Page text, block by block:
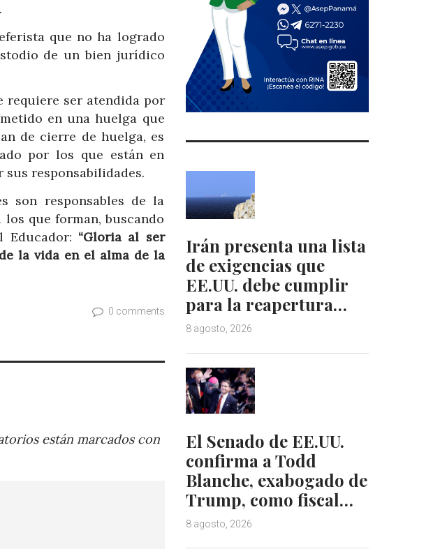
que no ha logrado
de un bien jurídico
requiere ser atendida por
en una huelga que
de cierre de huelga, es
por los que están en
responsabilidades.
son responsables de la
que forman, buscando
Educador: “Gloria al ser
la vida en el alma de la
0 comments
están marcados con
Irán presenta una lista
de exigencias que
EE.UU. debe cumplir
para la reapertura…
8 agosto, 2026
El Senado de EE.UU.
confirma a Todd
Blanche, exabogado de
Trump, como fiscal…
8 agosto, 2026